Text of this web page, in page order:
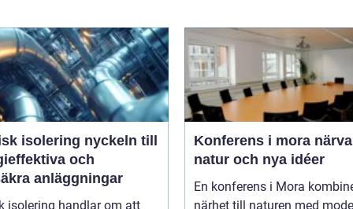
nyckeln till
och
anläggningar
isolering handlar om att
Konferens i mora närvaro,
natur och nya idéer
En konferens i Mora
närhet till naturen med